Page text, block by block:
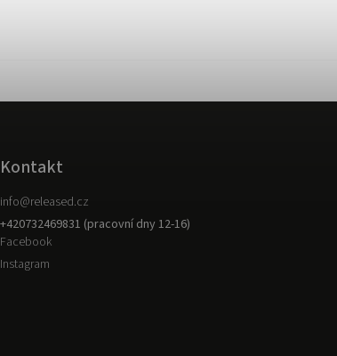
Kontakt
info@released.cz
+420732469831 (pracovní dny 12-16)
Facebook
Instagram